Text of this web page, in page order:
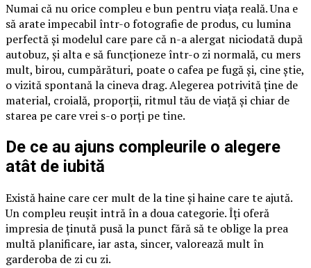
Numai că nu orice compleu e bun pentru viața reală. Una e
să arate impecabil într-o fotografie de produs, cu lumina
perfectă și modelul care pare că n-a alergat niciodată după
autobuz, și alta e să funcționeze într-o zi normală, cu mers
mult, birou, cumpărături, poate o cafea pe fugă și, cine știe,
o vizită spontană la cineva drag. Alegerea potrivită ține de
material, croială, proporții, ritmul tău de viață și chiar de
starea pe care vrei s-o porți pe tine.
De ce au ajuns compleurile o alegere
atât de iubită
Există haine care cer mult de la tine și haine care te ajută.
Un compleu reușit intră în a doua categorie. Îți oferă
impresia de ținută pusă la punct fără să te oblige la prea
multă planificare, iar asta, sincer, valorează mult în
garderoba de zi cu zi.